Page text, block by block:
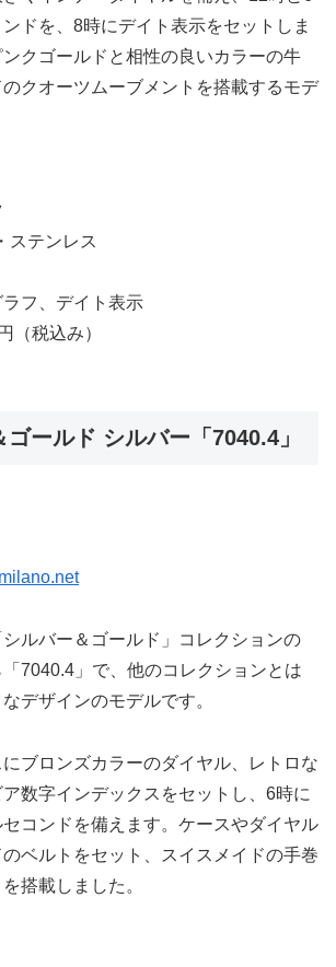
ドを、8時にデイト表示をセットしま
クゴールドと相性の良いカラーの牛
クオーツムーブメントを搭載するモデ
ステンレス
フ、デイト表示
税込み）
ールド シルバー「7040.4」
ルバー＆ゴールド」コレクションの
「7040.4」で、他のコレクションとは
デザインのモデルです。
ブロンズカラーのダイヤル、レトロな
数字インデックスをセットし、6時に
コンドを備えます。ケースやダイヤル
ベルトをセット、スイスメイドの手巻
搭載しました。